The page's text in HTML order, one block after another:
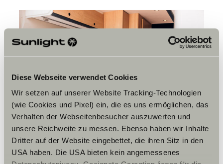
Diese Webseite verwendet Cookies
Wir setzen auf unserer Website Tracking-Technologien
(wie Cookies und Pixel) ein, die es uns ermöglichen, das
Verhalten der Webseitenbesucher auszuwerten und
unsere Reichweite zu messen. Ebenso haben wir Inhalte
Dritter auf der Website eingebettet, die ihren Sitz in den
USA haben. Die USA bieten kein angemessenes